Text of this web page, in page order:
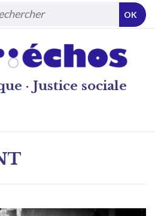
· Justice sociale
OK